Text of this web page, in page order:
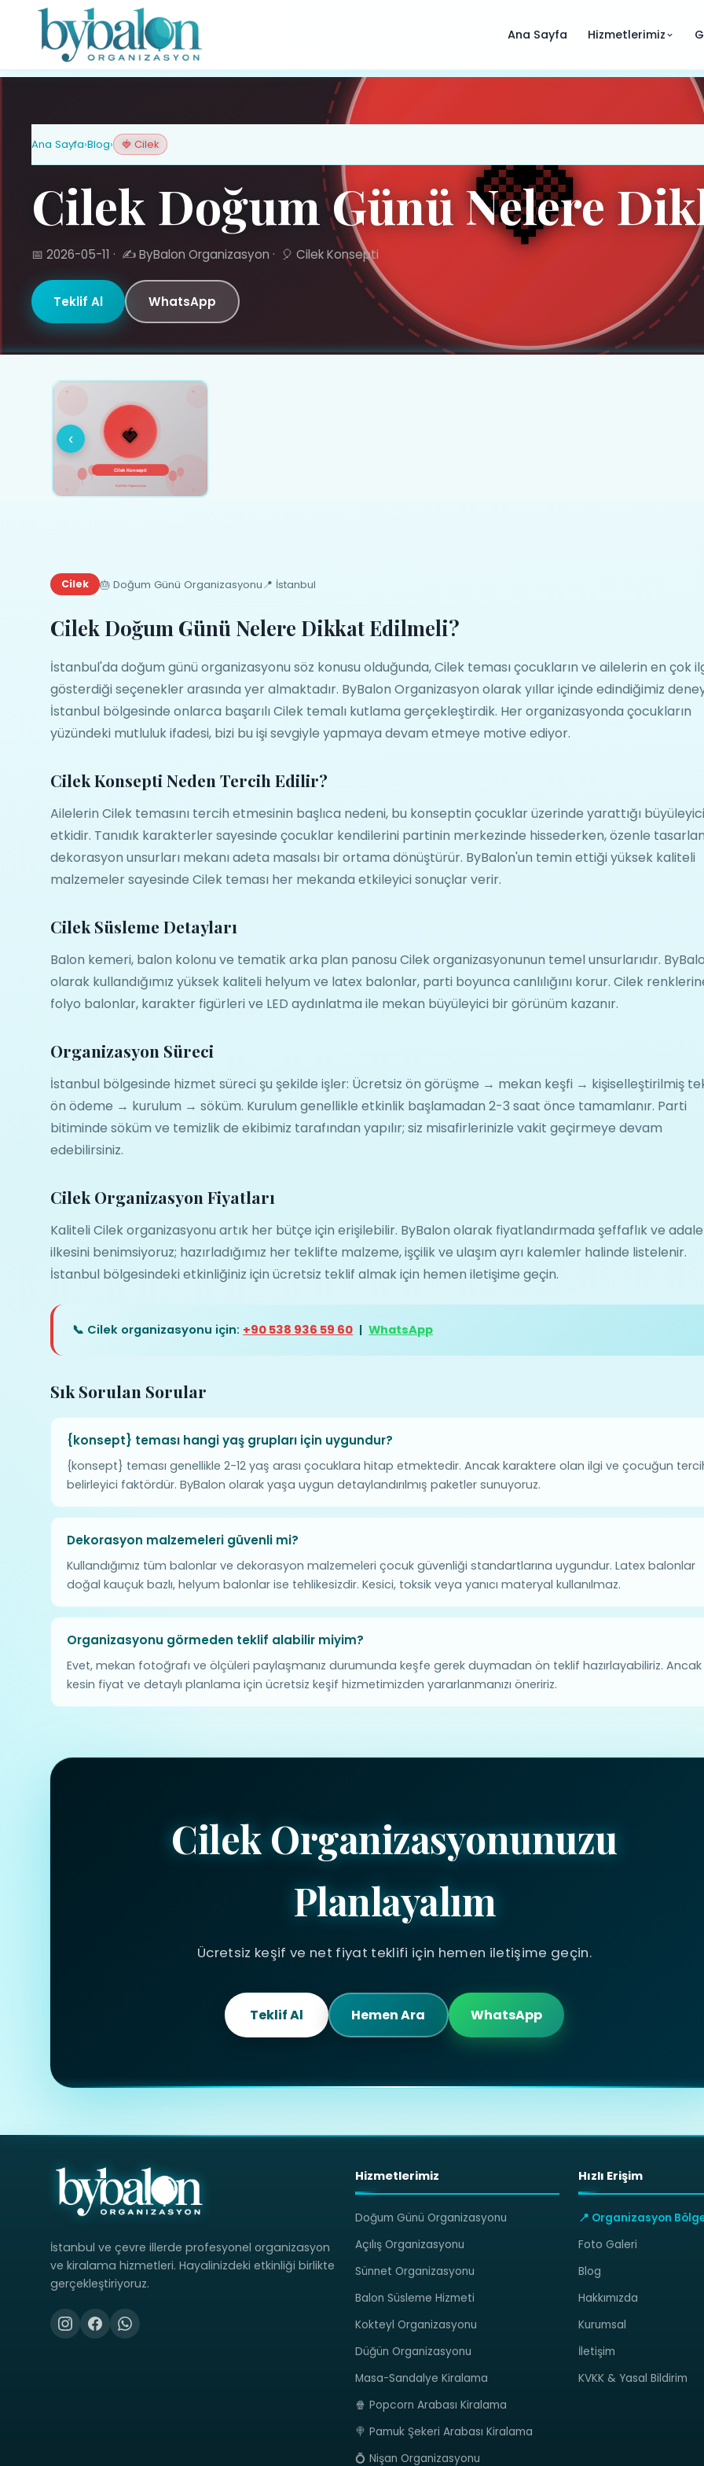
Ana Sayfa Hizmetlerimiz
Ana Sayfa›Blog› 🍓 Cilek
Cilek Doğum Günü Nelere
📅 2026-05-11 · ✍️ ByBalon Organizasyon · 🎈 Cilek Konsepti
Teklif Al WhatsApp
‹
Cilek 🎂 Doğum Günü Organizasyonu📍 İstanbul
Cilek Doğum Günü Nelere Dikkat Edilmeli?
İstanbul'da doğum günü organizasyonu söz konusu olduğunda, Cilek teması çocukların ve ailelerin en çok
gösterdiği seçenekler arasında yer almaktadır. ByBalon Organizasyon olarak yıllar içinde edindiğimiz
İstanbul bölgesinde onlarca başarılı Cilek temalı kutlama gerçekleştirdik. Her organizasyonda çocukların
yüzündeki mutluluk ifadesi, bizi bu işi sevgiyle yapmaya devam etmeye motive ediyor.
Cilek Konsepti Neden Tercih Edilir?
Ailelerin Cilek temasını tercih etmesinin başlıca nedeni, bu konseptin çocuklar üzerinde yarattığı
etkidir. Tanıdık karakterler sayesinde çocuklar kendilerini partinin merkezinde hissederken, özenle
dekorasyon unsurları mekanı adeta masalsı bir ortama dönüştürür. ByBalon'un temin ettiği yüksek kaliteli
malzemeler sayesinde Cilek teması her mekanda etkileyici sonuçlar verir.
Cilek Süsleme Detayları
Balon kemeri, balon kolonu ve tematik arka plan panosu Cilek organizasyonunun temel unsurlarıdır.
olarak kullandığımız yüksek kaliteli helyum ve latex balonlar, parti boyunca canlılığını korur. Cilek
folyo balonlar, karakter figürleri ve LED aydınlatma ile mekan büyüleyici bir görünüm kazanır.
Organizasyon Süreci
İstanbul bölgesinde hizmet süreci şu şekilde işler: Ücretsiz ön görüşme → mekan keşfi → kişiselleştirilmiş
ön ödeme → kurulum → söküm. Kurulum genellikle etkinlik başlamadan 2-3 saat önce tamamlanır. Parti
bitiminde söküm ve temizlik de ekibimiz tarafından yapılır; siz misafirlerinizle vakit geçirmeye devam
edebilirsiniz.
Cilek Organizasyon Fiyatları
Kaliteli Cilek organizasyonu artık her bütçe için erişilebilir. ByBalon olarak fiyatlandırmada şeffaflık ve
ilkesini benimsiyoruz; hazırladığımız her teklifte malzeme, işçilik ve ulaşım ayrı kalemler halinde listelenir.
İstanbul bölgesindeki etkinliğiniz için ücretsiz teklif almak için hemen iletişime geçin.
📞 Cilek organizasyonu için: +90 538 936 59 60 |WhatsApp
Sık Sorulan Sorular
{konsept} teması hangi yaş grupları için uygundur?
{konsept} teması genellikle 2-12 yaş arası çocuklara hitap etmektedir. Ancak karaktere olan ilgi ve çocuğun
belirleyici faktördür. ByBalon olarak yaşa uygun detaylandırılmış paketler sunuyoruz.
Dekorasyon malzemeleri güvenli mi?
Kullandığımız tüm balonlar ve dekorasyon malzemeleri çocuk güvenliği standartlarına uygundur. Latex balonlar
doğal kauçuk bazlı, helyum balonlar ise tehlikesizdir. Kesici, toksik veya yanıcı materyal kullanılmaz.
Organizasyonu görmeden teklif alabilir miyim?
Evet, mekan fotoğrafı ve ölçüleri paylaşmanız durumunda keşfe gerek duymadan ön teklif hazırlayabiliriz. Ancak
kesin fiyat ve detaylı planlama için ücretsiz keşif hizmetimizden yararlanmanızı öneririz.
Cilek Organizasyonunuzu
Planlayalım
Ücretsiz keşif ve net fiyat teklifi için hemen iletişime geçin.
Teklif Al Hemen Ara WhatsApp
İstanbul ve çevre illerde profesyonel organizasyon
ve kiralama hizmetleri. Hayalinizdeki etkinliği birlikte
gerçekleştiriyoruz.
Hizmetlerimiz
Doğum Günü Organizasyonu
Açılış Organizasyonu
Sünnet Organizasyonu
Balon Süsleme Hizmeti
Kokteyl Organizasyonu
Düğün Organizasyonu
Masa-Sandalye Kiralama
🍿 Popcorn Arabası Kiralama
🍭 Pamuk Şekeri Arabası Kiralama
💍 Nişan Organizasyonu
Hızlı Erişim
📍 Organizasyon
Foto Galeri
Blog
Hakkımızda
Kurumsal
İletişim
KVKK & Yasal Bildirim